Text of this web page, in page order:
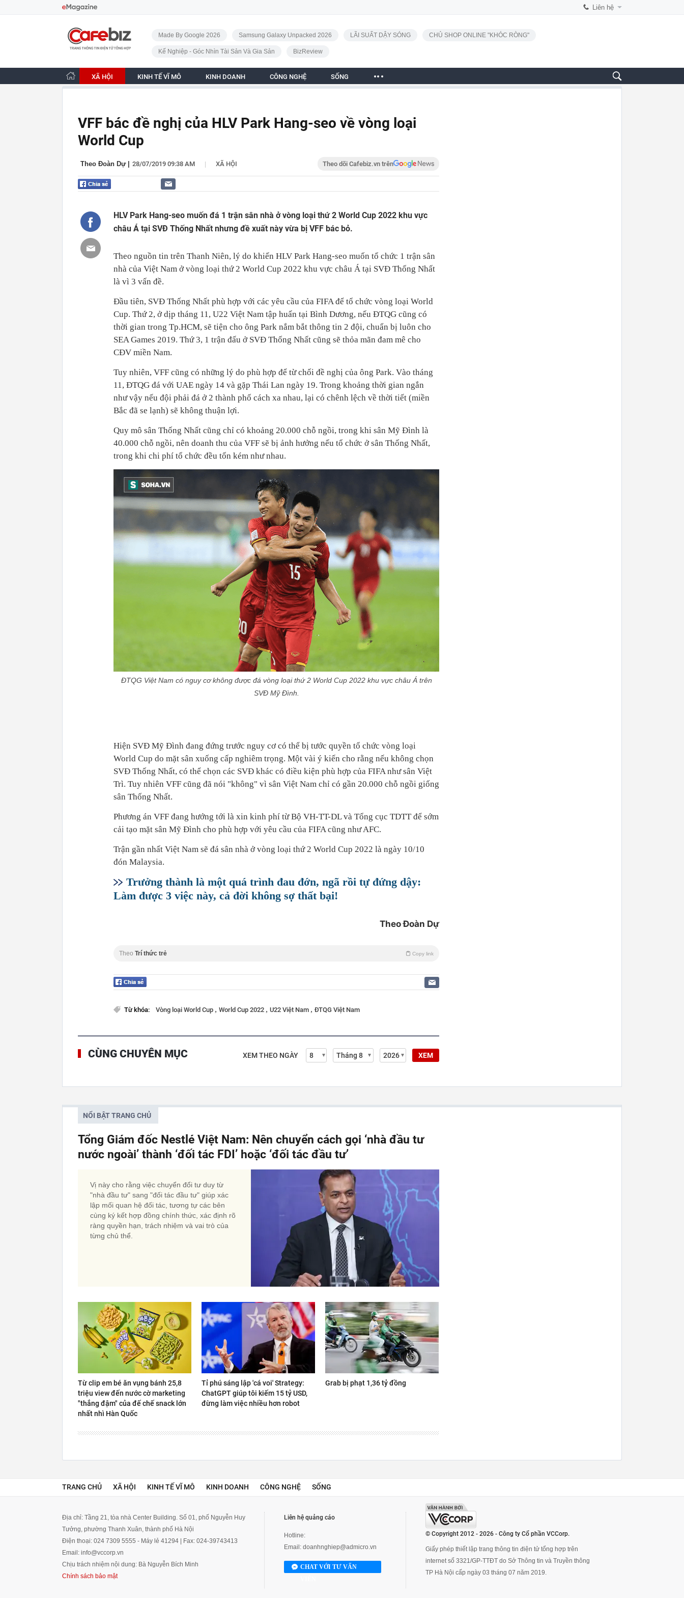
Liên hệ
CafeBiz - Trang chủ
Made By Google 2026 Samsung Galaxy Unpacked 2026 LÃI SUẤT DẬY SÓNG CHỦ SHOP ONLINE "KHÓC RÒNG"
Kế Nghiệp - Góc Nhìn Tài Sản Và Gia Sản BizReview
XÃ HỘI KINH TẾ VĨ MÔ KINH DOANH CÔNG NGHỆ SỐNG
VFF bác đề nghị của HLV Park Hang-seo về vòng loại
World Cup
Theo Đoàn Dự| 28/07/2019 09:38 AM | XÃ HỘI Theo dõi Cafebiz.vn trên
HLV Park Hang-seo muốn đá 1 trận sân nhà ở vòng loại thứ 2 World Cup 2022 khu vực
châu Á tại SVĐ Thống Nhất nhưng đề xuất này vừa bị VFF bác bỏ.
Theo nguồn tin trên Thanh Niên, lý do khiến HLV Park Hang-seo muốn tổ chức 1 trận sân
nhà của Việt Nam ở vòng loại thứ 2 World Cup 2022 khu vực châu Á tại SVĐ Thống Nhất
là vì 3 vấn đề.
Đầu tiên, SVĐ Thống Nhất phù hợp với các yêu cầu của FIFA để tổ chức vòng loại World
Cup. Thứ 2, ở dịp tháng 11, U22 Việt Nam tập huấn tại Bình Dương, nếu ĐTQG cũng có
thời gian trong Tp.HCM, sẽ tiện cho ông Park nắm bắt thông tin 2 đội, chuẩn bị luôn cho
SEA Games 2019. Thứ 3, 1 trận đấu ở SVĐ Thống Nhất cũng sẽ thỏa mãn đam mê cho
CĐV miền Nam.
Tuy nhiên, VFF cũng có những lý do phù hợp để từ chối đề nghị của ông Park. Vào tháng
11, ĐTQG đá với UAE ngày 14 và gặp Thái Lan ngày 19. Trong khoảng thời gian ngắn
như vậy nếu đội phải đá ở 2 thành phố cách xa nhau, lại có chênh lệch về thời tiết (miền
Bắc đã se lạnh) sẽ không thuận lợi.
Quy mô sân Thống Nhất cũng chỉ có khoảng 20.000 chỗ ngồi, trong khi sân Mỹ Đình là
40.000 chỗ ngồi, nên doanh thu của VFF sẽ bị ảnh hưởng nếu tổ chức ở sân Thống Nhất,
trong khi chi phí tổ chức đều tốn kém như nhau.
ĐTQG Việt Nam có nguy cơ không được đá vòng loại thứ 2 World Cup 2022 khu vực châu Á trên
SVĐ Mỹ Đình.
Hiện SVĐ Mỹ Đình đang đứng trước nguy cơ có thể bị tước quyền tổ chức vòng loại
World Cup do mặt sân xuống cấp nghiêm trọng. Một vài ý kiến cho rằng nếu không chọn
SVĐ Thống Nhất, có thể chọn các SVĐ khác có điều kiện phù hợp của FIFA như sân Việt
Trì. Tuy nhiên VFF cũng đã nói "không" vì sân Việt Nam chỉ có gần 20.000 chỗ ngồi giống
sân Thống Nhất.
Phương án VFF đang hướng tới là xin kinh phí từ Bộ VH-TT-DL và Tổng cục TDTT để sớm
cải tạo mặt sân Mỹ Đình cho phù hợp với yêu cầu của FIFA cũng như AFC.
Trận gần nhất Việt Nam sẽ đá sân nhà ở vòng loại thứ 2 World Cup 2022 là ngày 10/10
đón Malaysia.
Trưởng thành là một quá trình đau đớn, ngã rồi tự đứng dậy:
Làm được 3 việc này, cả đời không sợ thất bại!
Theo Đoàn Dự
Theo Trí thức trẻ Copy link
Từ khóa: Vòng loại World Cup , World Cup 2022 , U22 Việt Nam , ĐTQG Việt Nam
CÙNG CHUYÊN MỤC XEM THEO NGÀY XEM
NỔI BẬT TRANG CHỦ
Tổng Giám đốc Nestlé Việt Nam: Nên chuyển cách gọi ‘nhà đầu tư
nước ngoài’ thành ‘đối tác FDI’ hoặc ‘đối tác đầu tư’
Vị này cho rằng việc chuyển đổi tư duy từ
"nhà đầu tư" sang "đối tác đầu tư" giúp xác
lập mối quan hệ đối tác, tương tự các bên
cùng ký kết hợp đồng chính thức, xác định rõ
ràng quyền hạn, trách nhiệm và vai trò của
từng chủ thể.
Từ clip em bé ăn vụng bánh 25,8
triệu view đến nước cờ marketing
"thắng đậm" của đế chế snack lớn
nhất nhì Hàn Quốc
Tỉ phú sáng lập 'cá voi' Strategy:
ChatGPT giúp tôi kiếm 15 tỷ USD,
đừng làm việc nhiều hơn robot
Grab bị phạt 1,36 tỷ đồng
TRANG CHỦ XÃ HỘI KINH TẾ VĨ MÔ KINH DOANH CÔNG NGHỆ SỐNG
Địa chỉ: Tầng 21, tòa nhà Center Building. Số 01, phố Nguyễn Huy
Tưởng, phường Thanh Xuân, thành phố Hà Nội
Điện thoại: 024 7309 5555 - Máy lẻ 41294 | Fax: 024-39743413
Email: info@vccorp.vn
Chịu trách nhiệm nội dung: Bà Nguyễn Bích Minh
Chính sách bảo mật
Liên hệ quảng cáo
Hotline:
Email: doanhnghiep@admicro.vn
CHAT VỚI TƯ VẤN
© Copyright 2012 - 2026 - Công ty Cổ phần VCCorp.
Giấy phép thiết lập trang thông tin điện tử tổng hợp trên
internet số 3321/GP-TTĐT do Sở Thông tin và Truyền thông
TP Hà Nội cấp ngày 03 tháng 07 năm 2019.